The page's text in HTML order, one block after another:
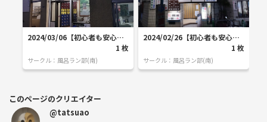
2024/03/06【初心者も安心・
毎週水曜日実施】１時間10km
ランに挑戦！(小田急線狛江駅
(新宿駅から20分)スタート)第2
1 枚
サークル： 風呂ラン部(南)
2024/02/26【初心者も安心・
毎週水曜日実施】１時間10km
ランに挑戦！(小田急線喜多見
駅(新宿駅から18分)スタート)
1 枚
サークル： 風呂ラン部(南)
このページのクリエイター
@tatsuao